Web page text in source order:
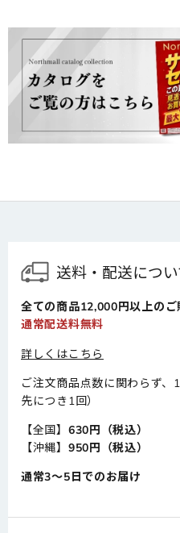
送料・配送につ
全ての商品12,000円以上のご
通常配送料無料
詳しくはこちら
ご注文商品点数に関わらず
先につき1回）
【全国】 630円（税込）
【沖縄】 950円（税込）
通常3～5日でのお届け